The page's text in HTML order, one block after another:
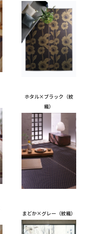
ホタル×ブラック（紋
織）
まどか×グレー（紋織）